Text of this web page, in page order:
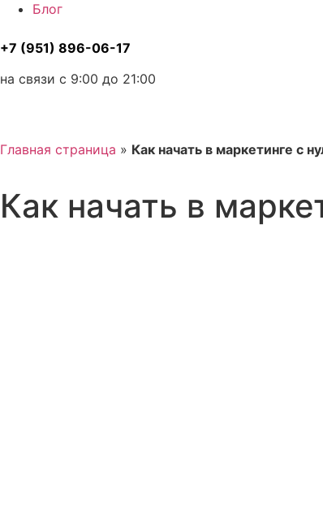
Блог
+7 (951) 896-06-17
на связи с 9:00 до 21:00
Главная страница » Как начать в маркетинге с
Как начать в